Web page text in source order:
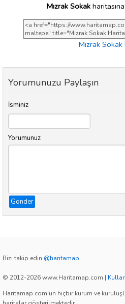
Mızrak Sokak
Mızrak Sokak
Yorumunuzu Paylaşın
İsminiz
Yorumunuz
Gönder
Bizi takip edin @haritamap
© 2012-2026 www.Haritamap.com |
Haritamap.com'un hiçbir kurum ve